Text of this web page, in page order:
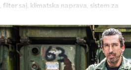
saj, klimatska naprava, sistem za
za invalidne osebe) * 1. lastnik,
dovoljena masa prikolice: 2500 kg –
pravilnost. * Pridržana možnost napake
Paket Cool & Sound, avdio sistem:
za rokavice s funkcijo hlajenja, metalik
blazin na sovoznikovi strani,